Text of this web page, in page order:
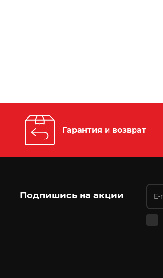
Гарантия и возврат
Подпишись на акции